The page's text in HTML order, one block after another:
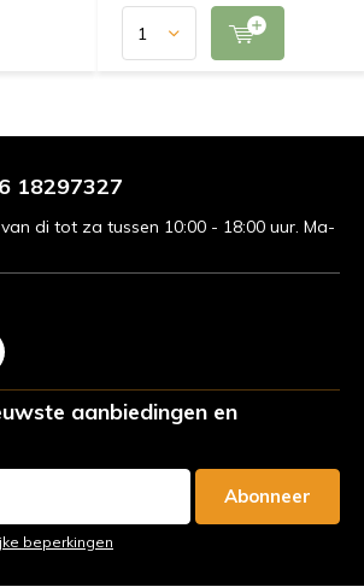
18297327
di tot za tussen 10:00 - 18:00 uur. Ma-
aanbiedingen en
Abonneer
beperkingen